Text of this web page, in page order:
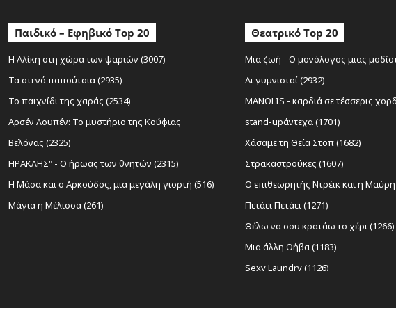
Παιδικό – Εφηβικό Top 20
Η Αλίκη στη χώρα των ψαριών (3007)
Τα στενά παπούτσια (2935)
Το παιχνίδι της χαράς (2534)
Αρσέν Λουπέν: Το μυστήριο της Κούφιας
Βελόνας (2325)
ΗΡΑΚΛΗΣ" - Ο ήρωας των θνητών (2315)
Η Μάσα και ο Αρκούδος, μια μεγάλη γιορτή (516)
Μάγια η Μέλισσα (261)
Θεατρικό Top 20
Μια ζωή - Ο μονόλογος μιας
Αι γυμνισταί (2932)
MANOLIS - καρδιά σε τέσσερις
stand-upάντεχα (1701)
Χάσαμε τη Θεία Στοπ (1682)
Στρακαστρούκες (1607)
Ο επιθεωρητής Ντρέικ και η
Πετάει Πετάει (1271)
Θέλω να σου κρατάω το χέρι (1266)
Μια άλλη Θήβα (1183)
Sexy Laundry (1126)